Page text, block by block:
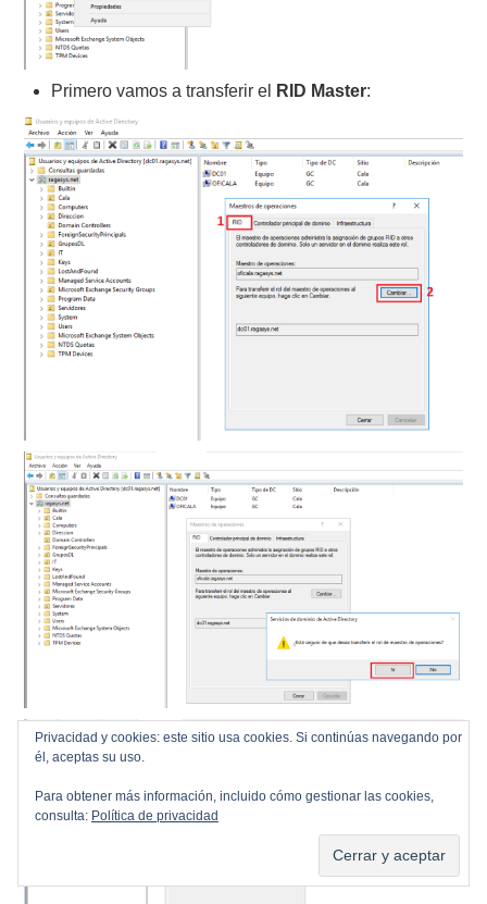
Primero vamos a transferir el RID Master:
Privacidad y cookies: este sitio usa cookies. Si continúas navegando por
él, aceptas su uso.
Para obtener más información, incluido cómo gestionar las cookies,
consulta: Política de privacidad